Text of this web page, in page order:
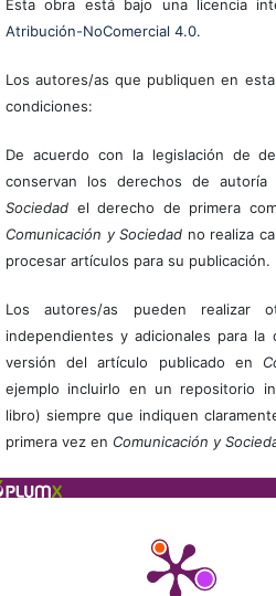
Esta obra está bajo una licencia
Atribución-NoComercial 4.0.
Los autores/as que publiquen en
condiciones:
De acuerdo con la legislación de
conservan los derechos de
Sociedadel derecho de primera
Comunicación y Sociedad no realiza
procesar artículos para su publicación.
Los autores/as pueden realizar
independientes y adicionales para
versión del artículo publicado en
ejemplo incluirlo en un repositorio
libro) siempre que indiquen
primera vez en Comunicación y